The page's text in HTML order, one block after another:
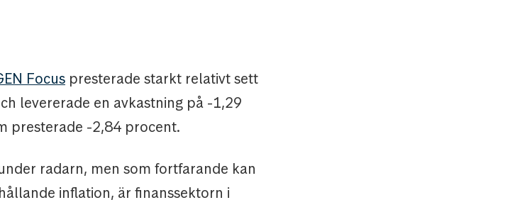
Focus presterade starkt relativt sett
levererade en avkastning på -1,29
presterade -2,84 procent.
radarn, men som fortfarande kan
inflation, är finanssektorn i